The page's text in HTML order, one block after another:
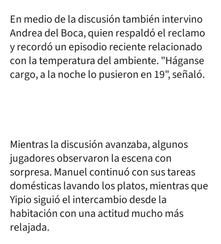
En medio de la discusión también intervino
Andrea del Boca, quien respaldó el reclamo
y recordó un episodio reciente relacionado
con la temperatura del ambiente. "Háganse
cargo, a la noche lo pusieron en 19", señaló.
Mientras la discusión avanzaba, algunos
jugadores observaron la escena con
sorpresa. Manuel continuó con sus tareas
domésticas lavando los platos, mientras que
Yipio siguió el intercambio desde la
habitación con una actitud mucho más
relajada.